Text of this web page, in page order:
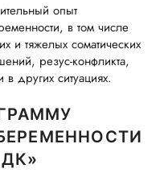
опыт
в том числе
и тяжелых соматических
резус-конфликта,
других ситуациях.